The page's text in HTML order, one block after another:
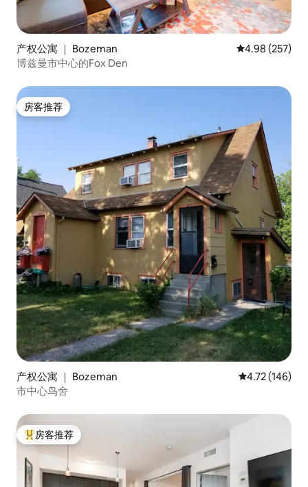
产权公寓 ｜ Bozeman 平均评分 4.98
4.98 (257)
博兹曼市中心的Fox Den
房客推荐
房客推荐
产权公寓 ｜ Bozeman 平均评分 4.72
4.72 (146)
市中心鸟舍
热门「房客推荐」
房客推荐